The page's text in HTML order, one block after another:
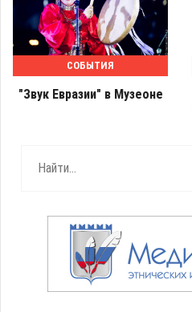
СОБЫТИЯ
"Звук Евразии" в Музеоне